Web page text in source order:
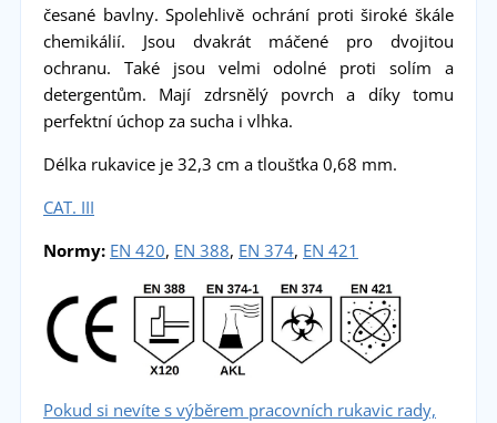
česané bavlny. Spolehlivě ochrání proti široké škále
chemikálií. Jsou dvakrát máčené pro dvojitou
ochranu. Také jsou velmi odolné proti solím a
detergentům. Mají zdrsnělý povrch a díky tomu
perfektní úchop za sucha i vlhka.
Délka rukavice je 32,3 cm a tloušťka 0,68 mm.
CAT. III
Normy: EN 420, EN 388, EN 374, EN 421
Pokud si nevíte s výběrem pracovních rukavic rady,